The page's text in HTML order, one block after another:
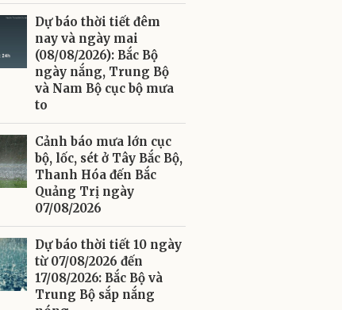
Dự báo thời tiết đêm
nay và ngày mai
(08/08/2026): Bắc Bộ
ngày nắng, Trung Bộ
và Nam Bộ cục bộ mưa
to
Cảnh báo mưa lớn cục
bộ, lốc, sét ở Tây Bắc Bộ,
Thanh Hóa đến Bắc
Quảng Trị ngày
07/08/2026
Dự báo thời tiết 10 ngày
từ 07/08/2026 đến
17/08/2026: Bắc Bộ và
Trung Bộ sắp nắng